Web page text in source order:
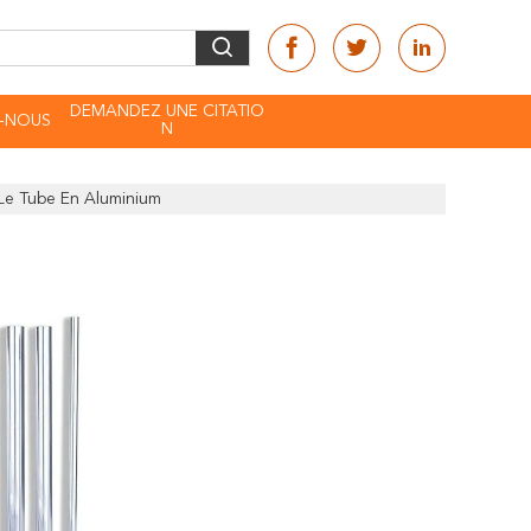
DEMANDEZ UNE CITATIO
N
Tube En Aluminium